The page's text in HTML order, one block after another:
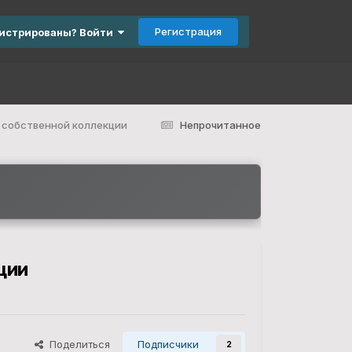
Войти Регистрация
Непрочитанное
коллекции
Поделиться Подписчики 2